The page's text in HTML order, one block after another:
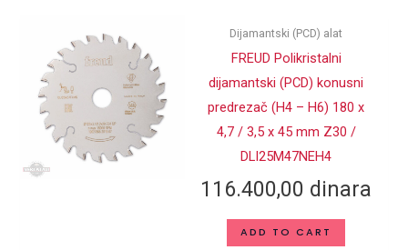
Dijamantski (PCD) alat
FREUD Polikristalni
dijamantski (PCD) konusni
predrezač (H4 – H6) 180 x
4,7 / 3,5 x 45 mm Z30 /
DLI25M47NEH4
116.400,00 dinara
ADD TO CART